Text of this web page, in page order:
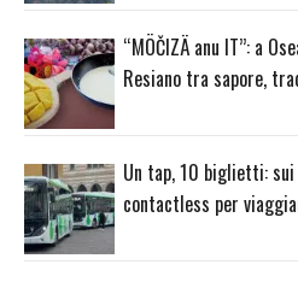
“MÖČIZÄ anu IT”: a
Resiano tra sapore,
Un tap, 10 biglietti:
contactless per